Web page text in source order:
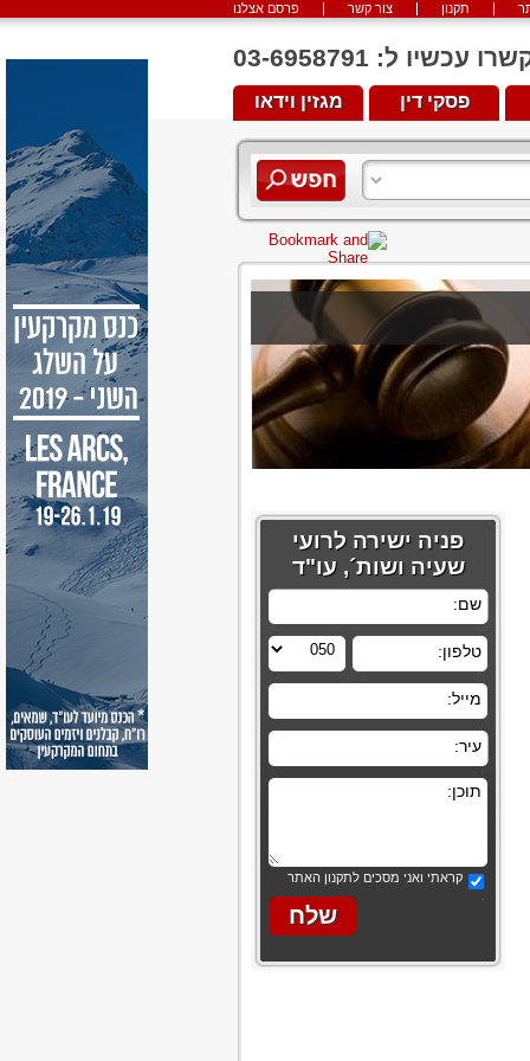
פרסם אצלנו צור קשר תקנון
ל: 03-6958791
מגזין וידאו פסקי דין
פניה ישירה לרועי
שעיה ושות´, עו"ד
קראתי ואני מסכים לתקנון האתר